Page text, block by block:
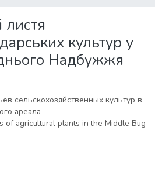
листя
культур у
Надбужжя
сельскохозяйственных культур в
ареала
of agricultural plants in the Middle Bug